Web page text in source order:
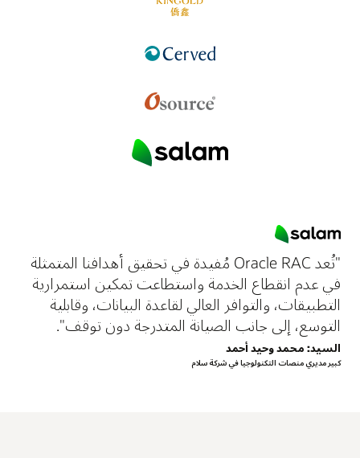
"تُعد Oracle RAC مُفيدة في تحقيق أهدافنا المتمثلة
في عدم انقطاع الخدمة واستطاعت تمكين استمرارية
التطبيقات، والتوافر العالي لقاعدة البيانات، وقابلية
التوسع، إلى جانب الصيانة المتدرجة دون توقف".
السيد: محمد وحيد أحمد
كبير مديري منصات التكنولوجيا في شركة سلام